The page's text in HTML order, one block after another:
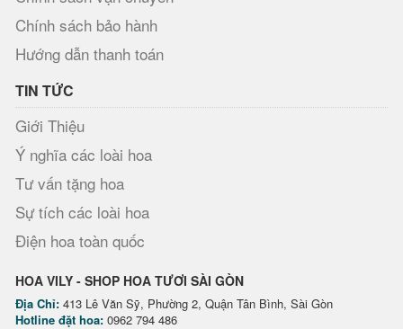
Chính sách bảo hành
Hướng dẫn thanh toán
TIN TỨC
Giới Thiệu
Ý nghĩa các loài hoa
Tư vấn tặng hoa
Sự tích các loài hoa
Điện hoa toàn quốc
HOA VILY - SHOP HOA TƯƠI SÀI GÒN
Địa Chỉ: 413 Lê Văn Sỹ, Phường 2, Quận Tân Bình, Sài Gòn
Hotline đặt hoa: 0962 794 486